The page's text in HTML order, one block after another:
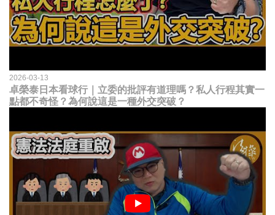
2026-03-13
卓榮泰日本看球行｜立委的批評有道理嗎？私人行程其實一
點都不奇怪？為何說這是一種外交突破？